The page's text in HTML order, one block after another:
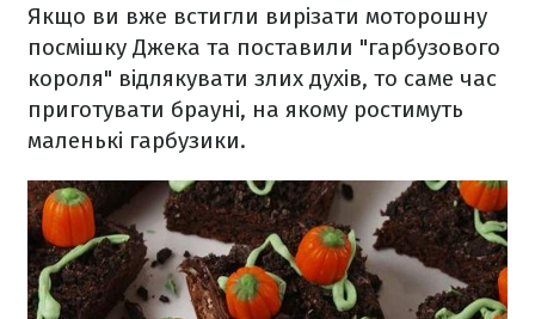
Якщо ви вже встигли вирізати моторошну
посмішку Джека та поставили "гарбузового
короля" відлякувати злих духів, то саме час
приготувати брауні, на якому ростимуть
маленькі гарбузики.